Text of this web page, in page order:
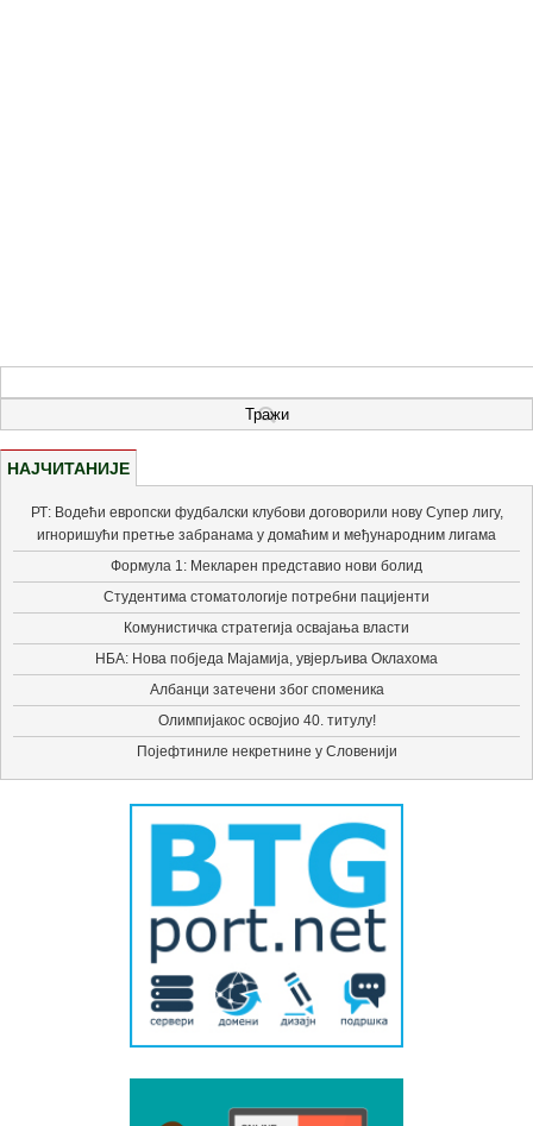
НАЈЧИТАНИЈЕ
РТ: Водећи европски фудбалски клубови договорили нову Супер лигу,
игноришући претње забранама у домаћим и међународним лигама
Формула 1: Мекларен представио нови болид
Студентима стоматологије потребни пацијенти
Комунистичка стратегија освајања власти
НБА: Нова побједа Мајамија, увјерљива Оклахома
Албанци затечени због споменика
Олимпијакос освојио 40. титулу!
Појефтиниле некретнине у Словенији